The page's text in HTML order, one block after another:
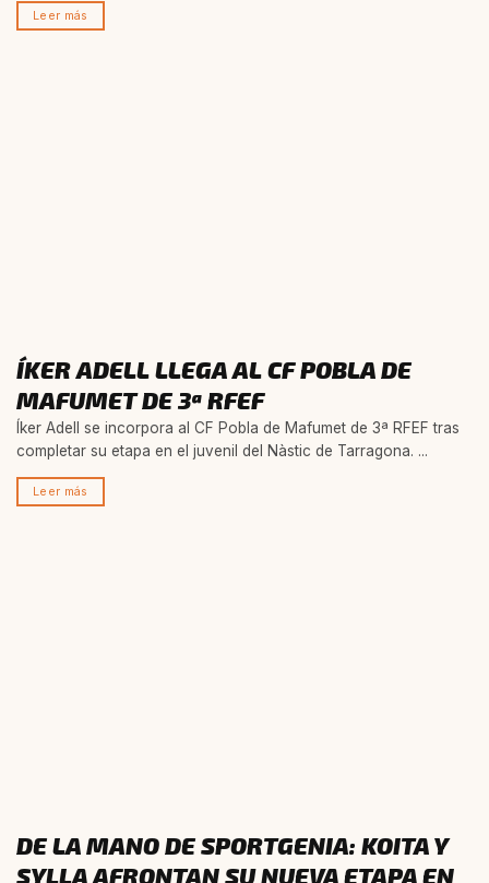
Leer más
ÍKER ADELL LLEGA AL CF POBLA DE
MAFUMET DE 3ª RFEF
Íker Adell se incorpora al CF Pobla de Mafumet de 3ª RFEF tras
completar su etapa en el juvenil del Nàstic de Tarragona. ...
Leer más
DE LA MANO DE SPORTGENIA: KOITA Y
SYLLA AFRONTAN SU NUEVA ETAPA EN